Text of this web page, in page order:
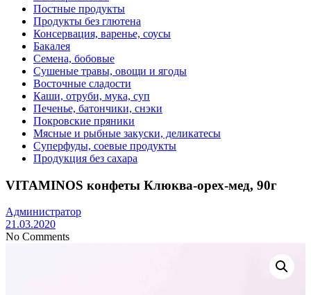
Постные продукты
Продукты без глютена
Консервация, варенье, соусы
Бакалея
Семена, бобовые
Сушеные травы, овощи и ягоды
Восточные сладости
Каши, отруби, мука, суп
Печенье, батончики, снэки
Покровские пряники
Мясные и рыбные закуски, деликатесы
Суперфуды, соевые продукты
Продукция без сахара
VITAMINOS конфеты Клюква-орех-мед, 90г
Администратор
21.03.2020
No Comments